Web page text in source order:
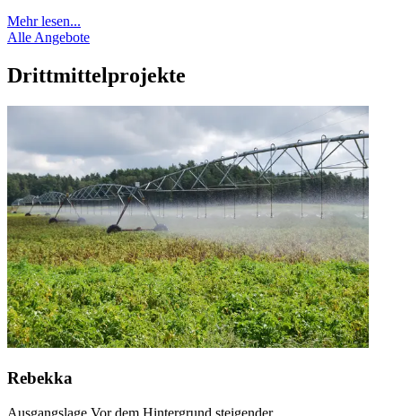
Mehr lesen...
Alle Angebote
Drittmittelprojekte
Rebekka
Ausgangslage Vor dem Hintergrund steigender